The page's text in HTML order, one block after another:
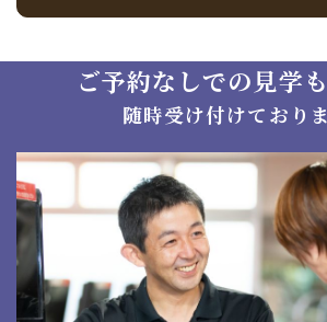
ご予約なしでの見学
随時受け付けており